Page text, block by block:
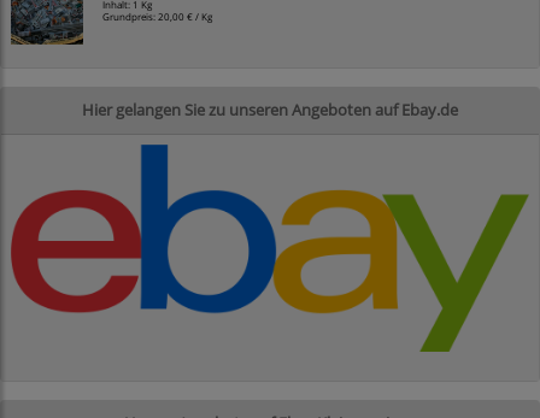
Inhalt: 1 Kg
Grundpreis: 20,00 € / Kg
Hier gelangen Sie zu unseren Angeboten auf Ebay.de